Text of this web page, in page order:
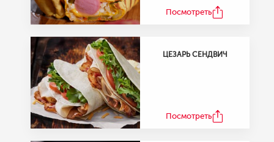
Посмотреть
ЦЕЗАРЬ СЕНДВИЧ
Посмотреть